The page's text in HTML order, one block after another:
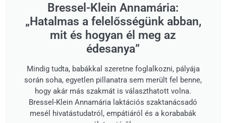
Bressel-Klein Annamária:
„Hatalmas a felelősségünk abban,
mit és hogyan él meg az
édesanya”
Mindig tudta, babákkal szeretne foglalkozni, pályája
során soha, egyetlen pillanatra sem merült fel benne,
hogy akár más szakmát is választhatott volna.
Bressel-Klein Annamária laktációs szaktanácsadó
mesél hivatástudatról, empátiáról és a korababák